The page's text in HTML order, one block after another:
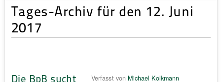
Tages-Archiv für den 12. Juni
2017
Die BpB sucht Verfasst von Michael Kolkmann